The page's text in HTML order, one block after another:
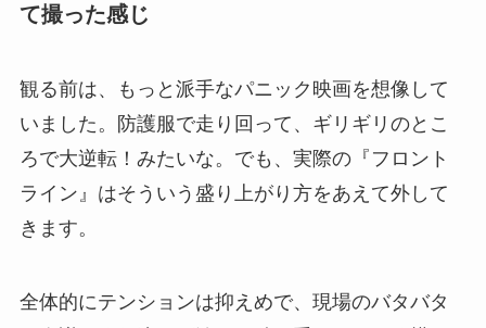
て撮った感じ
観る前は、もっと派手なパニック映画を想像して
いました。防護服で走り回って、ギリギリのとこ
ろで大逆転！みたいな。でも、実際の『フロント
ライン』はそういう盛り上がり方をあえて外して
きます。
全体的にテンションは抑えめで、現場のバタバタ